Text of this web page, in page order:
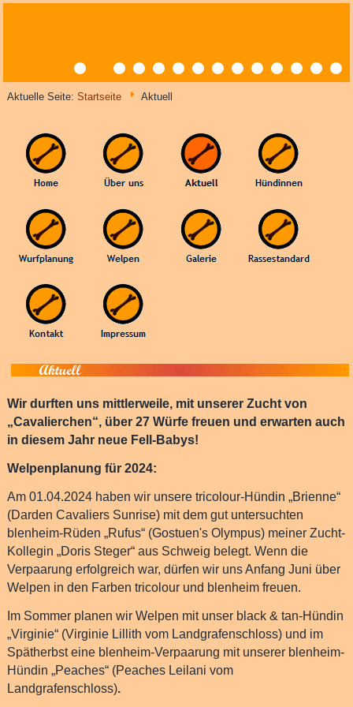
Aktuelle Seite:Startseite Aktuell
Wir durften uns mittlerweile, mit unserer Zucht von
„Cavalierchen“, über 27 Würfe freuen und erwarten auch
in diesem Jahr neue Fell-Babys!
Welpenplanung für 2024:
Am 01.04.2024 haben wir unsere tricolour-Hündin „Brienne“
(Darden Cavaliers Sunrise) mit dem gut untersuchten
blenheim-Rüden „Rufus“ (Gostuen's Olympus) meiner Zucht-
Kollegin „Doris Steger“ aus Schweig belegt. Wenn die
Verpaarung erfolgreich war, dürfen wir uns Anfang Juni über
Welpen in den Farben tricolour und blenheim freuen.
Im Sommer planen wir Welpen mit unser black & tan-Hündin
„Virginie“ (Virginie Lillith vom Landgrafenschloss) und im
Spätherbst eine blenheim-Verpaarung mit unserer blenheim-
Hündin „Peaches“ (Peaches Leilani vom
Landgrafenschloss).